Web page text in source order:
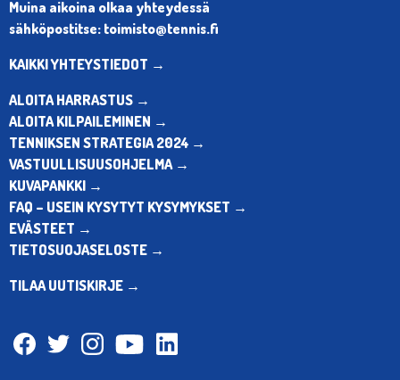
Muina aikoina olkaa yhteydessä
sähköpostitse: toimisto@tennis.fi
KAIKKI YHTEYSTIEDOT →
ALOITA HARRASTUS →
ALOITA KILPAILEMINEN →
TENNIKSEN STRATEGIA 2024 →
VASTUULLISUUSOHJELMA →
KUVAPANKKI →
FAQ – USEIN KYSYTYT KYSYMYKSET →
EVÄSTEET →
TIETOSUOJASELOSTE →
TILAA UUTISKIRJE →